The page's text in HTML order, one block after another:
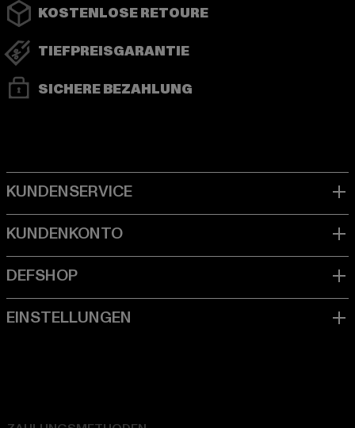
KOSTENLOSE RETOURE
TIEFPREISGARANTIE
SICHERE BEZAHLUNG